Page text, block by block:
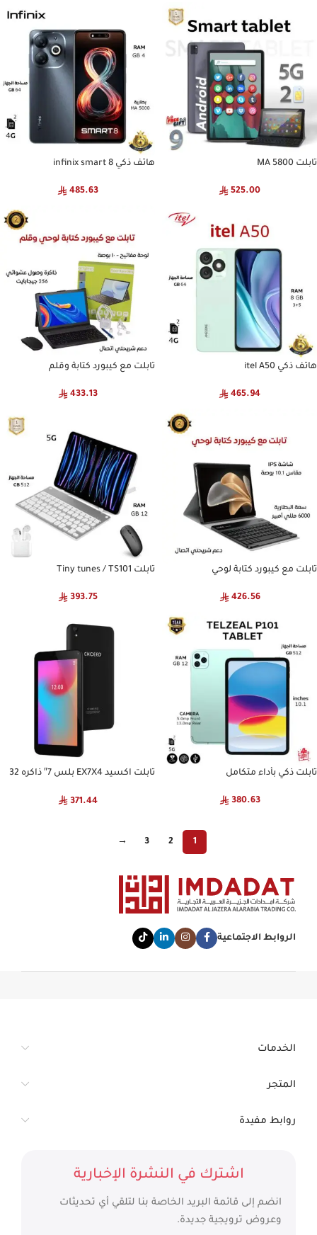
تابلت MA 5800
525.00
هاتف ذكي infinix smart 8
485.63
هاتف ذكي itel A50
465.94
تابلت مع كيبورد كتابة وقلم
433.13
تابلت مع كيبورد كتابة لوحي
426.56
تابلت Tiny tunes / TS101
393.75
تابلت ذكي بأداء متكامل
380.63
تابلت اكسيد EX7X4 بلس 7″ ذاكره 32
371.44
1
2
3
→
الروابط الاجتماعية
الخدمات
المتجر
روابط مفيدة
اشترك في النشرة الإخبارية
انضم إلى قائمة البريد الخاصة بنا لتلقي أي تحديثات
وعروض ترويجية جديدة.